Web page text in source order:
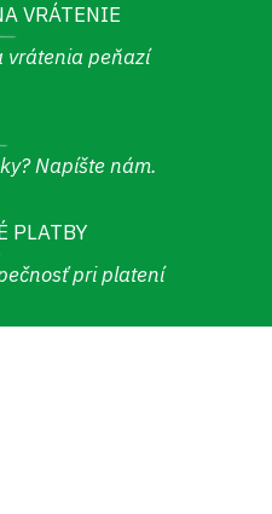
VRÁTENIE
vrátenia peňazí
Napíšte nám.
PLATBY
pri platení